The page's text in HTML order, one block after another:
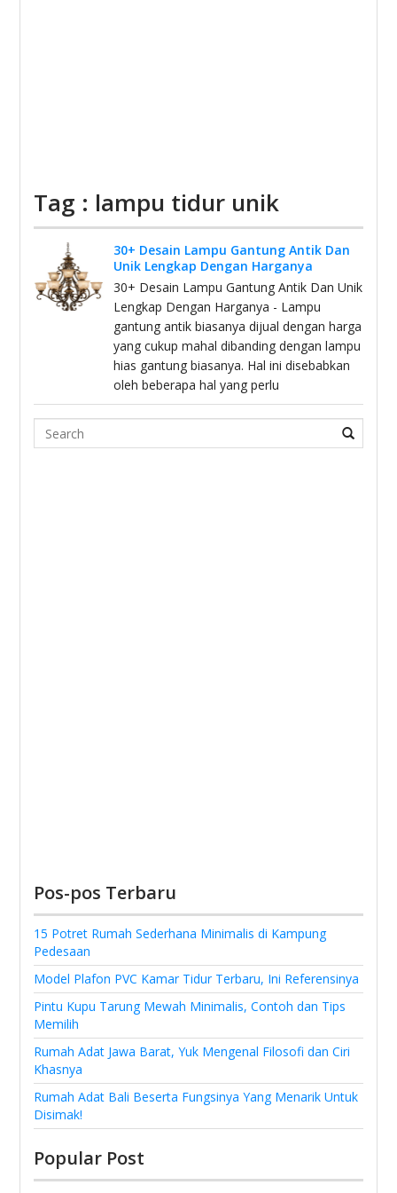
Tag : lampu tidur unik
30+ Desain Lampu Gantung Antik Dan
Unik Lengkap Dengan Harganya
30+ Desain Lampu Gantung Antik Dan Unik
Lengkap Dengan Harganya - Lampu
gantung antik biasanya dijual dengan harga
yang cukup mahal dibanding dengan lampu
hias gantung biasanya. Hal ini disebabkan
oleh beberapa hal yang perlu
Search
Pos-pos Terbaru
15 Potret Rumah Sederhana Minimalis di Kampung
Pedesaan
Model Plafon PVC Kamar Tidur Terbaru, Ini Referensinya
Pintu Kupu Tarung Mewah Minimalis, Contoh dan Tips
Memilih
Rumah Adat Jawa Barat, Yuk Mengenal Filosofi dan Ciri
Khasnya
Rumah Adat Bali Beserta Fungsinya Yang Menarik Untuk
Disimak!
Popular Post